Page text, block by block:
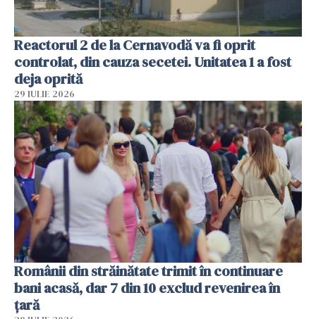
Reactorul 2 de la Cernavodă va fi oprit
controlat, din cauza secetei. Unitatea 1 a fost
deja oprită
29 IULIE 2026
Românii din străinătate trimit în continuare
bani acasă, dar 7 din 10 exclud revenirea în
țară